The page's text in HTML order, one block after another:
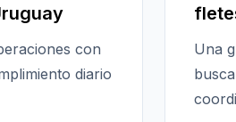
con
diario
Una